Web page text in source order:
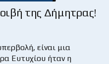
της Δήμητρας!
είναι μια
Ευτυχίου ήταν η